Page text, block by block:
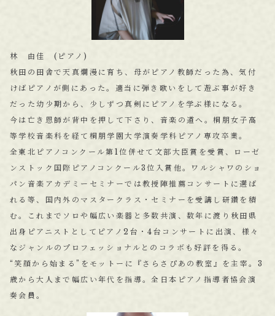
林 由佳 (ピアノ)
秋田の田舎で天真爛漫に育ち、母がピアノ教師だった為、気付
けばピアノが側にあった。適当に弾き歌いをして遊ぶ事が好き
だった幼少期から、少しずつ真剣にピアノを学ぶ様になる。
今は亡き恩師が背中を押して下さり、音楽の道へ。桐朋女子高
等学校音楽科を経て桐朋学園大学演奏学科ピアノ専攻卒業。
全東北ピアノコンクール第1位併せて文部大臣賞を受賞、ローゼ
ンストック国際ピアノコンクール3位入賞他。ワルシャワのショ
パン音楽アカデミーセミナーでは教授陣推薦コンサートに選ば
れる等、国内外のマスタークラス・セミナーを受講し研鑽を積
む。これまでソロや幅広い楽器と多数共演、数年に渡り秋田県
出身ピアニストとしてピアノ2台・4台コンサートに出演、様々
なジャンルのプロフェッショナルとのコラボも好評を得る。
“笑顔から始まる”をモットーに『さらさぴあの教室』を主宰。3
歳から大人まで幅広い年代を指導。全日本ピアノ指導者協会演
奏会員。